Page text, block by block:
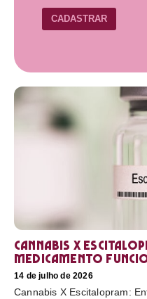
CADASTRAR
Cannabis X
medicamento
14 de julho de 2026
Cannabis X Escitalopram: